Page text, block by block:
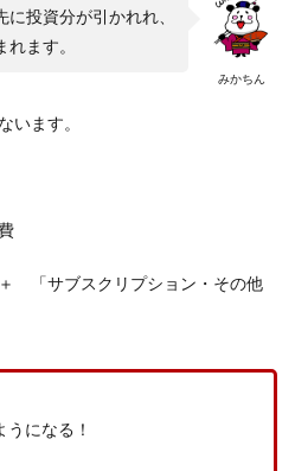
みかちん
投資分が引かれれ、
ます。
います。
「サブスクリプション・その他
になる！